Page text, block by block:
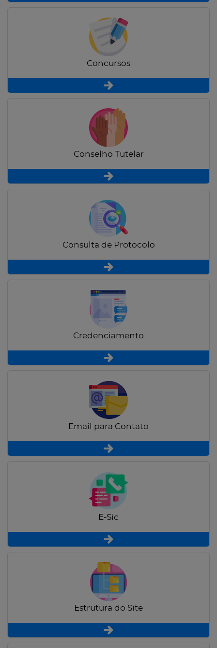
Concursos
Conselho Tutelar
Consulta de Protocolo
Credenciamento
Email para Contato
E-Sic
Estrutura do Site